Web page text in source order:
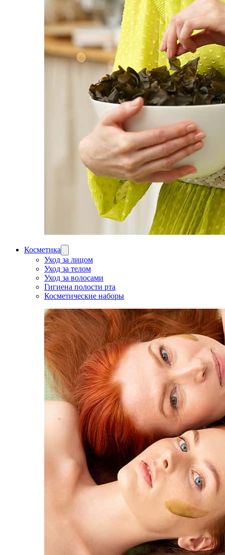
Косметика
Уход за лицом
Уход за телом
Уход за волосами
Гигиена полости рта
Косметические наборы